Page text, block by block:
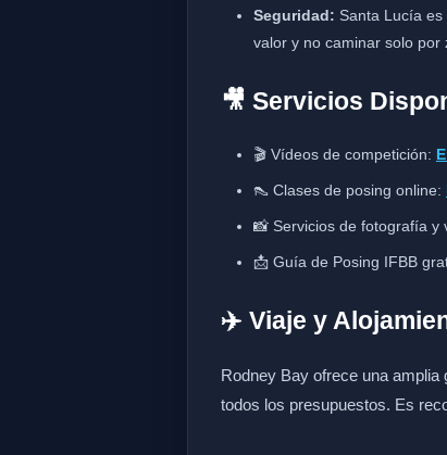
Seguridad: Santa Lucía
valor y no caminar solo por
🎥 Servicios
🎬 Vídeos de competición:
👠 Clases de posing online:
📸 Servicios de fotografía y
📩 Guía de Posing IFBB
✈️ Viaje y
Rodney Bay ofrece una
todos los presupuestos. Es